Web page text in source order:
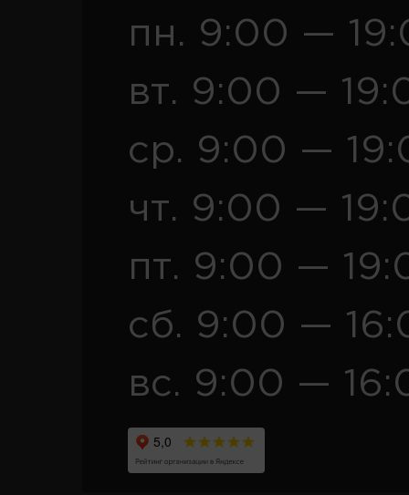
пн. 9:00 —
вт. 9:00 —
ср. 9:00 —
чт. 9:00 —
пт. 9:00 —
сб. 9:00 —
вс. 9:00 —